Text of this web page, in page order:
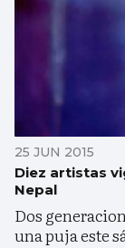
25 JUN 2015
Diez artistas
Nepal
Dos
una puja este